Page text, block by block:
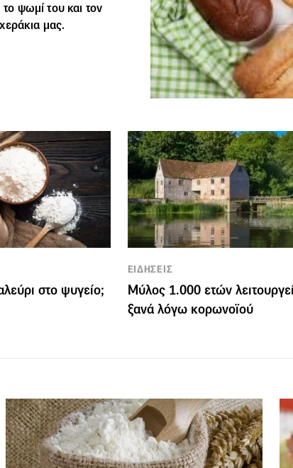
ψωμί του και τον
μας.
στο ψυγείο;
ΕΙΔΗΣΕΙΣ
Μύλος 1.000 ετών
ξανά λόγω κορωνοϊού